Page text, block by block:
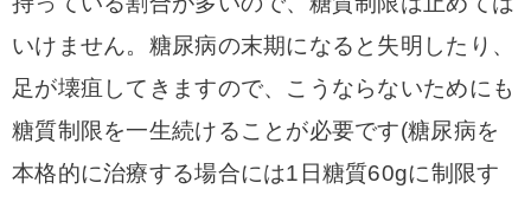
いけません。 糖尿病の末期になると失明したり、
足が壊疽してきますので、こうならないためにも
糖質制限を一生続けることが必要です(糖尿病を
本格的に治療する場合には1日糖質60gに制限す